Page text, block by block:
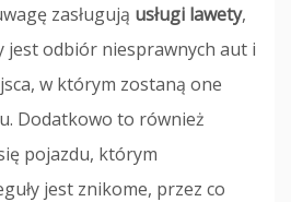
zasługują usługi lawety,
jest odbiór niesprawnych aut i
w którym zostaną one
Dodatkowo to również
pojazdu, którym
jest znikome, przez co